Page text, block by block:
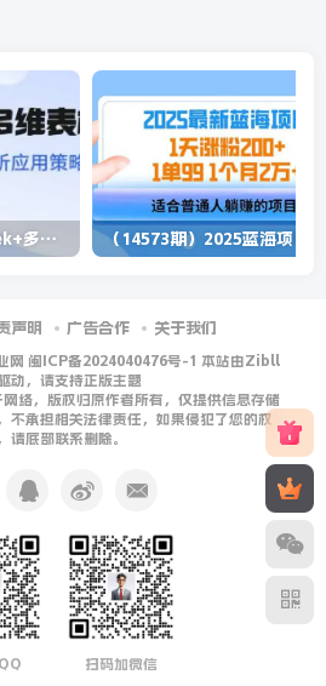
（14280期）Deepseek+多维表格，银行营销新利器，深度解析应用策略，提升营销效果
声明 广告合作 关于我们
网 闽ICP备2024040476号-1 本站由Zibll
动，请支持正版主题
络，版权归原作者所有，仅提供信息存储
不承担相关法律责任，如果侵犯了您的权
请底部联系删除。
扫码加微信